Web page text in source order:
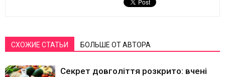
СХОЖИЕ СТАТЬИ БОЛЬШЕ ОТ АВТОРА
Секрет довголіття розкрито: вчені